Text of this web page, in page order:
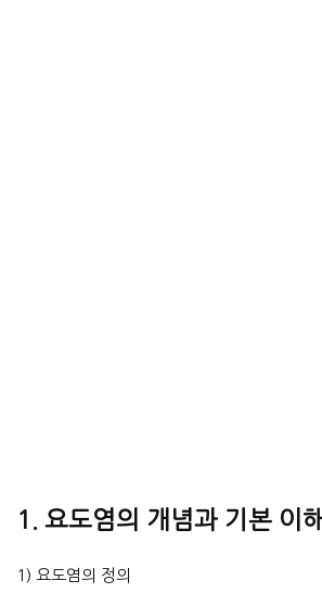
1. 요도염의 개념과 기본 이해
1) 요도염의 정의